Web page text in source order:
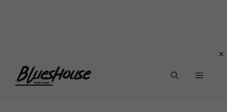
Menu